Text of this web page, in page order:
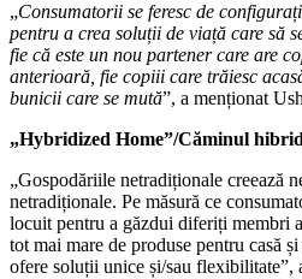
„Consumatorii se feresc de
pentru a crea soluții de viață care să
fie că este un nou partener care are
anterioară, fie copiii care trăiesc
bunicii care se mută”, a menționat
„Hybridized Home”/Căminul
„Gospodăriile netradiționale creează
netradiționale. Pe măsură ce
locuit pentru a găzdui diferiți membri
tot mai mare de produse pentru casă
ofere soluții unice și/sau flexibilitate”,